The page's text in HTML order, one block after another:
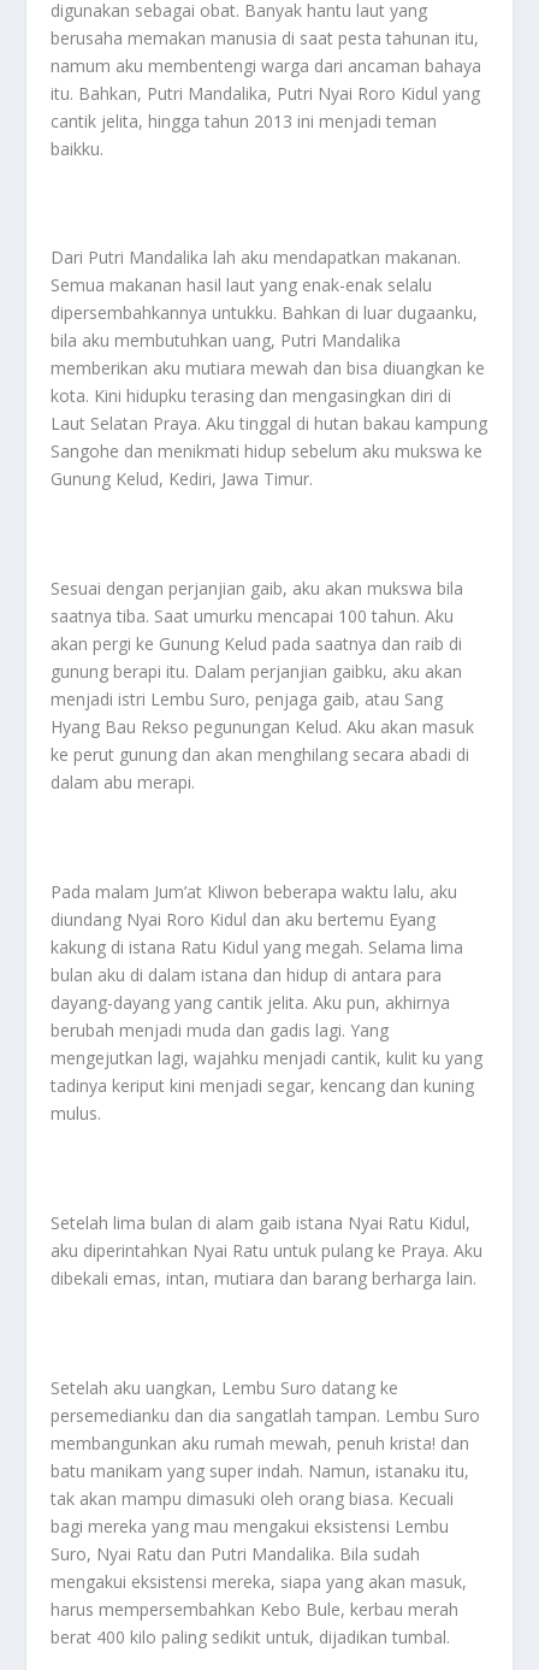
digunakan sebagai obat. Banyak hantu laut yang
berusaha memakan manusia di saat pesta tahunan itu,
namum aku membentengi warga dari ancaman bahaya
itu. Bahkan, Putri Mandalika, Putri Nyai Roro Kidul yang
cantik jelita, hingga tahun 2013 ini menjadi teman
baikku.
Dari Putri Mandalika lah aku mendapatkan makanan.
Semua makanan hasil laut yang enak-enak selalu
dipersembahkannya untukku. Bahkan di luar dugaanku,
bila aku membutuhkan uang, Putri Mandalika
memberikan aku mutiara mewah dan bisa diuangkan ke
kota. Kini hidupku terasing dan mengasingkan diri di
Laut Selatan Praya. Aku tinggal di hutan bakau kampung
Sangohe dan menikmati hidup sebelum aku mukswa ke
Gunung Kelud, Kediri, Jawa Timur.
Sesuai dengan perjanjian gaib, aku akan mukswa bila
saatnya tiba. Saat umurku mencapai 100 tahun. Aku
akan pergi ke Gunung Kelud pada saatnya dan raib di
gunung berapi itu. Dalam perjanjian gaibku, aku akan
menjadi istri Lembu Suro, penjaga gaib, atau Sang
Hyang Bau Rekso pegunungan Kelud. Aku akan masuk
ke perut gunung dan akan menghilang secara abadi di
dalam abu merapi.
Pada malam Jum’at Kliwon beberapa waktu lalu, aku
diundang Nyai Roro Kidul dan aku bertemu Eyang
kakung di istana Ratu Kidul yang megah. Selama lima
bulan aku di dalam istana dan hidup di antara para
dayang-dayang yang cantik jelita. Aku pun, akhirnya
berubah menjadi muda dan gadis lagi. Yang
mengejutkan lagi, wajahku menjadi cantik, kulit ku yang
tadinya keriput kini menjadi segar, kencang dan kuning
mulus.
Setelah lima bulan di alam gaib istana Nyai Ratu Kidul,
aku diperintahkan Nyai Ratu untuk pulang ke Praya. Aku
dibekali emas, intan, mutiara dan barang berharga lain.
Setelah aku uangkan, Lembu Suro datang ke
persemedianku dan dia sangatlah tampan. Lembu Suro
membangunkan aku rumah mewah, penuh krista! dan
batu manikam yang super indah. Namun, istanaku itu,
tak akan mampu dimasuki oleh orang biasa. Kecuali
bagi mereka yang mau mengakui eksistensi Lembu
Suro, Nyai Ratu dan Putri Mandalika. Bila sudah
mengakui eksistensi mereka, siapa yang akan masuk,
harus mempersembahkan Kebo Bule, kerbau merah
berat 400 kilo paling sedikit untuk, dijadikan tumbal.